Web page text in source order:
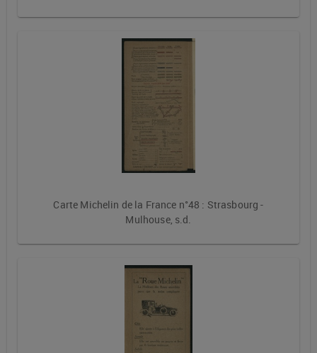
Carte Michelin de la France n°48 : Strasbourg -
Mulhouse, s.d.